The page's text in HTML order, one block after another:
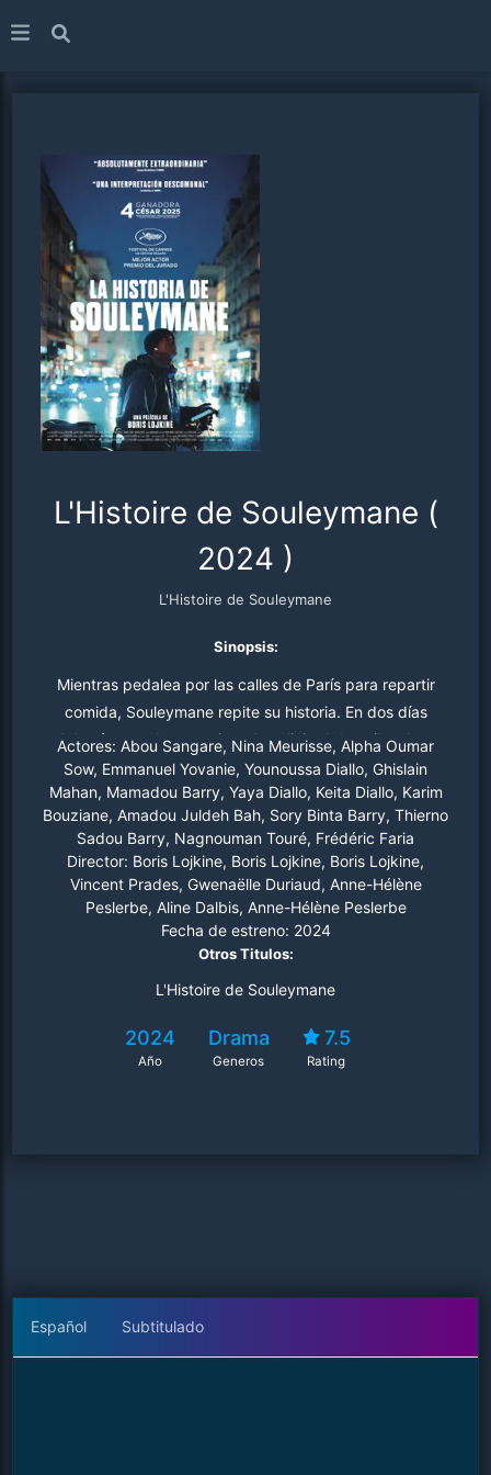
L'Histoire de Souleymane (
2024 )
L'Histoire de Souleymane
Sinopsis:
Mientras pedalea por las calles de París para repartir
comida, Souleymane repite su historia. En dos días
deberá pasar la entrevista de solicitud de asilo, clave
para obtener los papeles. Pero Souleymane no está
preparado. Una mirada realista a la estresante
cotidianidad de un inmigrante guineano, con la que Abou
Sangare ganó el premio de mejor actor en Cannes (Un
Certain Regard) y Gijón. Urgente y cruda, hará las
delicias de los fans del cine de los Dardenne.
Actores: Abou Sangare, Nina Meurisse, Alpha Oumar
Sow, Emmanuel Yovanie, Younoussa Diallo, Ghislain
Mahan, Mamadou Barry, Yaya Diallo, Keita Diallo, Karim
Bouziane, Amadou Juldeh Bah, Sory Binta Barry, Thierno
Sadou Barry, Nagnouman Touré, Frédéric Faria
Director: Boris Lojkine, Boris Lojkine, Boris Lojkine,
Vincent Prades, Gwenaëlle Duriaud, Anne-Hélène
Peslerbe, Aline Dalbis, Anne-Hélène Peslerbe
Fecha de estreno: 2024
Otros Titulos:
L'Histoire de Souleymane
2024
Año
Drama
Generos
7.5
Rating
Español Subtitulado